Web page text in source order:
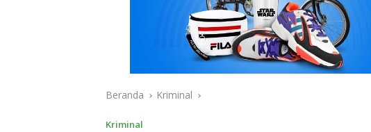
Beranda Kriminal
Kriminal